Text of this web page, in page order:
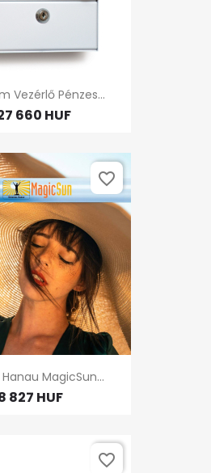
Vezérlő Pénzes...
660 HUF
MagicSun...
827 HUF
favorite_border
favorite_border